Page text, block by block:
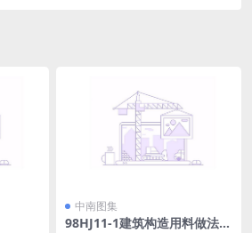
中南图集
98HJ11-1建筑构造用料做法.p